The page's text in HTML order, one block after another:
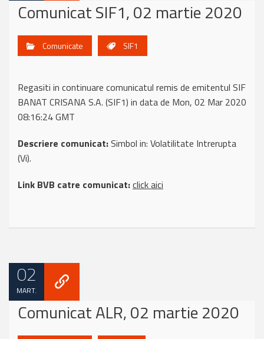
Comunicat SIF1, 02 martie 2020
Comunicate SIF1
Regasiti in continuare comunicatul remis de emitentul SIF
BANAT CRISANA S.A. (SIF1) in data de Mon, 02 Mar 2020
08:16:24 GMT
Descriere comunicat:Simbol in: Volatilitate Intrerupta
(Vi).
Link BVB catre comunicat:click aici
02
MART.
Comunicat ALR, 02 martie 2020